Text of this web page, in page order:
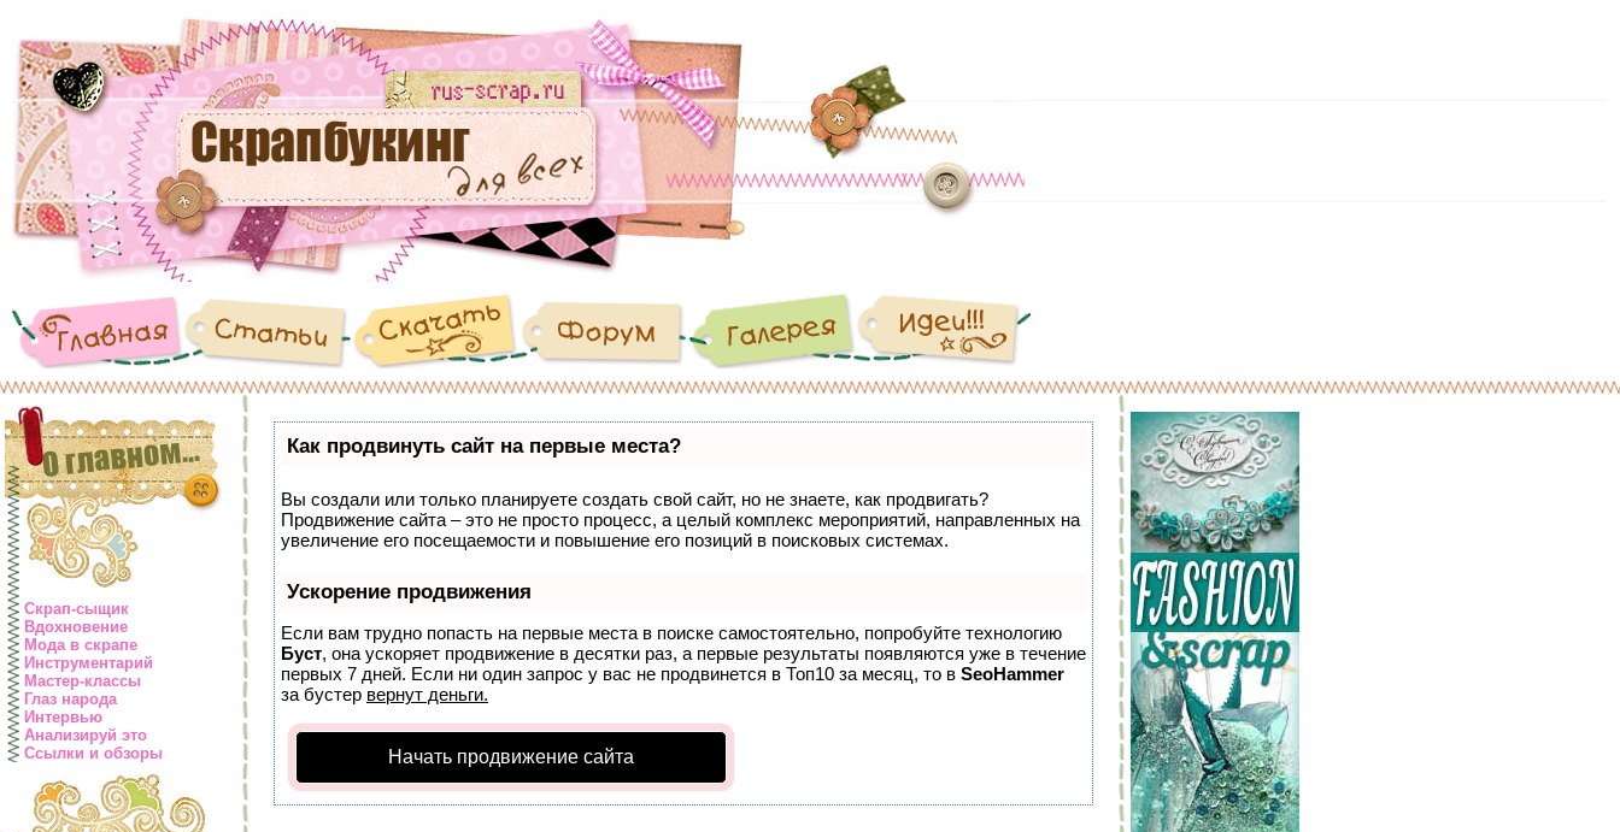
Скрап-сыщик
Вдохновение
Мода в скрапе
Инструментарий
Мастер-классы
Глаз народа
Интервью
Анализируй это
Ссылки и обзоры
Как продвинуть сайт на первые места?
Вы создали или только планируете создать свой сайт, но не знаете, как продвигать?
Продвижение сайта – это не просто процесс, а целый комплекс мероприятий, направленных на
увеличение его посещаемости и повышение его позиций в поисковых системах.
Ускорение продвижения
Если вам трудно попасть на первые места в поиске самостоятельно, попробуйте технологию
Буст, она ускоряет продвижение в десятки раз, а первые результаты появляются уже в течение
первых 7 дней. Если ни один запрос у вас не продвинется в Топ10 за месяц, то в SeoHammer
за бустер вернут деньги.
Начать продвижение сайта